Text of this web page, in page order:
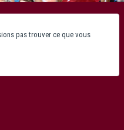
pas trouver ce que vous